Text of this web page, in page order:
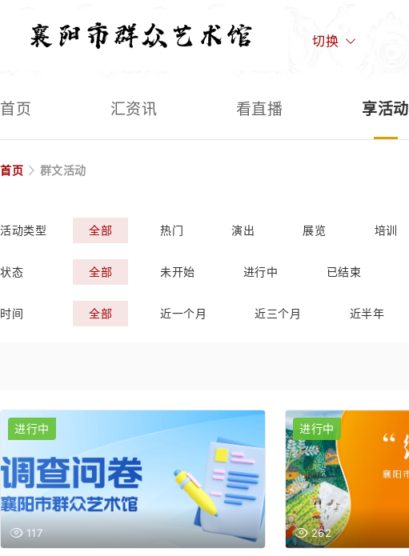
切换
首页 汇资讯 看直播 享活动
首页 群文活动
活动类型 全部 热门 演出 展览 培训
状态 全部 未开始 进行中 已结束
时间 全部 近一个月 近三个月 近半年
进行中
117
进行中
262